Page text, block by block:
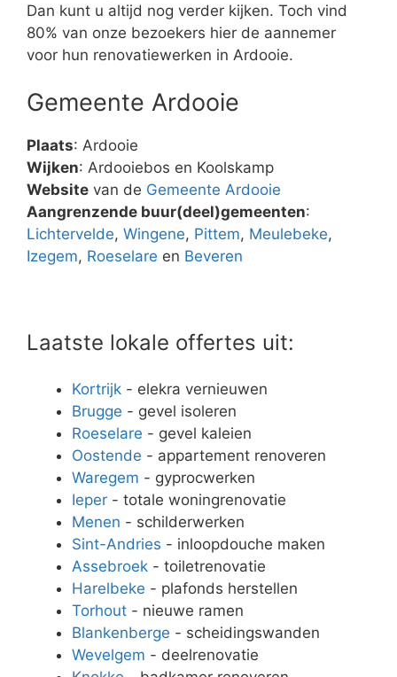
Dan kunt u altijd nog verder kijken. Toch vind
80% van onze bezoekers hier de aannemer
voor hun renovatiewerken in Ardooie.
Gemeente Ardooie
Plaats: Ardooie
Wijken: Ardooiebos en Koolskamp
Website van de Gemeente Ardooie
Aangrenzende buur(deel)gemeenten:
Lichtervelde, Wingene, Pittem, Meulebeke,
Izegem, Roeselare en Beveren
Laatste lokale offertes uit:
Kortrijk - elekra vernieuwen
Brugge - gevel isoleren
Roeselare - gevel kaleien
Oostende - appartement renoveren
Waregem - gyprocwerken
Ieper - totale woningrenovatie
Menen - schilderwerken
Sint-Andries - inloopdouche maken
Assebroek - toiletrenovatie
Harelbeke - plafonds herstellen
Torhout - nieuwe ramen
Blankenberge - scheidingswanden
Wevelgem - deelrenovatie